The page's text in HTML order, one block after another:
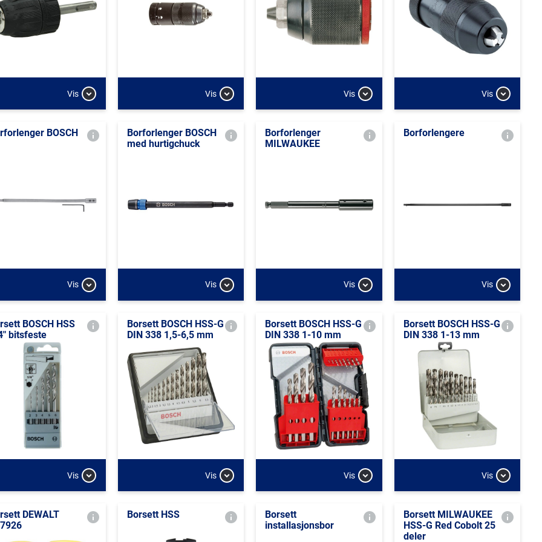
Vis Vis Vis Vis
BOSCH
Vis
Borforlenger BOSCH
med hurtigchuck
Vis
Borforlenger
MILWAUKEE
Vis
Borforlengere
Vis
BOSCH HSS
bitsfeste
Vis
Borsett BOSCH HSS-G
DIN 338 1,5-6,5 mm
Vis
Borsett BOSCH HSS-G
DIN 338 1-10 mm
Vis
Borsett BOSCH HSS-G
DIN 338 1-13 mm
Vis
DEWALT
Borsett HSS
Borsett
installasjonsbor
Borsett MILWAUKEE
HSS-G Red Cobolt 25
deler